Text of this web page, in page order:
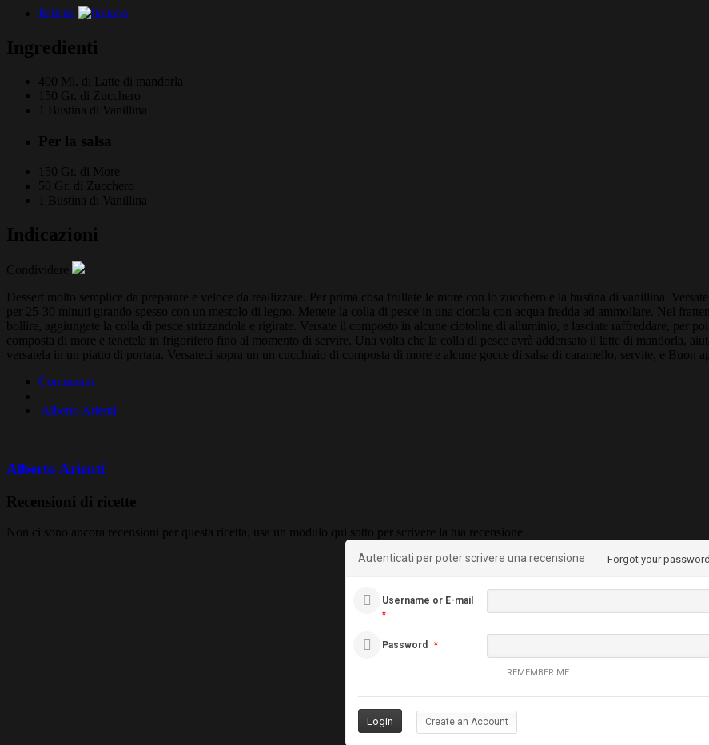
Italiana
Ingredienti
400 Ml. di
Latte di mandorla
150 Gr. di
Zucchero
1 Bustina di
Vanillina
Per la salsa
150 Gr. di
More
50 Gr. di
Zucchero
1 Bustina di
Vanillina
Indicazioni
Condividere
Dessert molto semplice da preparare e veloce da reallizzare. Per prima cosa frullate le more con lo zucchero e la bustina di vanillina.
per 25-30 minuti girando spesso con un mestolo di legno. Mettete la colla di pesce in una ciotola con acqua fredda ad ammollare. Nel
bollire, aggiungete la colla di pesce strizzandola e rigirate. Versate il composto in alcune ciotoline di alluminio, e lasciate raffreddare, per
composta di more e tenetela in frigorifero fino al momento di servire. Una volta che la colla di pesce avrà addensato il latte di mandorla,
versatela in un piatto di portata. Versateci sopra un un cucchiaio di composta di more e alcune gocce di salsa di caramello, servite, e Buon
Commento
Alberto Arienti
Alberto Arienti
Recensioni di ricette
Non ci sono ancora recensioni per questa ricetta, usa un modulo qui sotto per scrivere la tua recensione
Autenticati per poter scrivere una recensione Forgot your
Username or E-mail
*
Password *
REMEMBER ME
Create an Account